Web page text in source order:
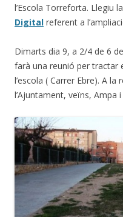
l’Escola Torreforta. Llegiu
Digital referent a
Dimarts dia 9, a 2/4 de 6
farà una reunió per tractar
l’escola ( Carrer Ebre). A
l’Ajuntament, veïns, Ampa